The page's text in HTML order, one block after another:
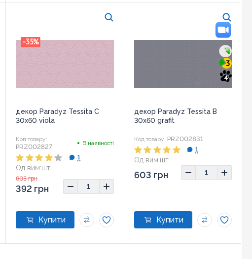
-35%
декор Paradyz Tessita C
30x60 viola
Код товару:
PRZ002827 В наявності
Од вим:шт
Розмір:
1
603 грн
392 грн
3
4
декор Paradyz Tessita B
30x60 grafit
Код товару: PRZ002831
Од вим:шт
1
603 грн